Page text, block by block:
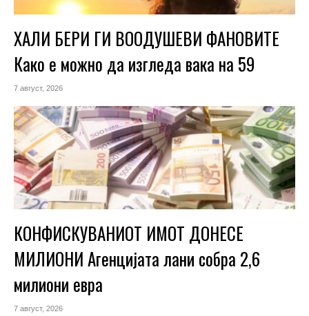
ХАЛИ БЕРИ ГИ ВООДУШЕВИ ФАНОВИТЕ
Како е можно да изгледа вака на 59
7 август, 2026
КОНФИСКУВАНИОТ ИМОТ ДОНЕСЕ
МИЛИОНИ Агенцијата лани собра 2,6
милиони евра
7 август, 2026